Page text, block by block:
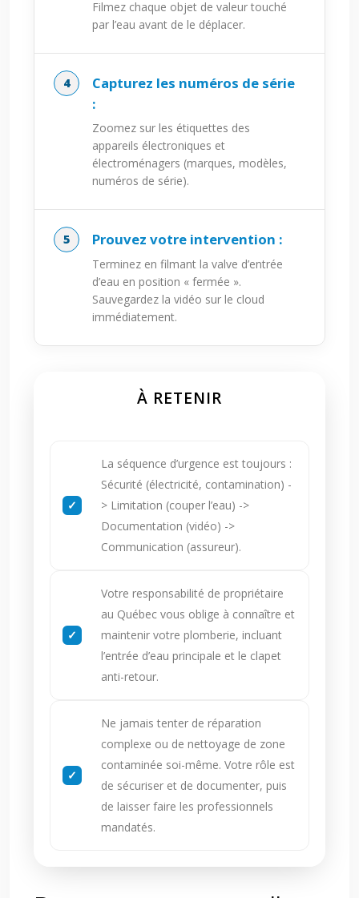
Filmez chaque objet de valeur touché
par l’eau avant de le déplacer.
Capturez les numéros de série
:
Zoomez sur les étiquettes des
appareils électroniques et
électroménagers (marques, modèles,
numéros de série).
Prouvez votre intervention :
Terminez en filmant la valve d’entrée
d’eau en position « fermée ».
Sauvegardez la vidéo sur le cloud
immédiatement.
À RETENIR
La séquence d’urgence est toujours :
Sécurité (électricité, contamination) -
> Limitation (couper l’eau) ->
Documentation (vidéo) ->
Communication (assureur).
Votre responsabilité de propriétaire
au Québec vous oblige à connaître et
maintenir votre plomberie, incluant
l’entrée d’eau principale et le clapet
anti-retour.
Ne jamais tenter de réparation
complexe ou de nettoyage de zone
contaminée soi-même. Votre rôle est
de sécuriser et de documenter, puis
de laisser faire les professionnels
mandatés.